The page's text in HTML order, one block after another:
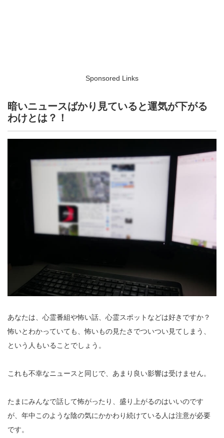
Sponsored Links
暗いニュースばかり見ていると運気が下がる
わけとは？！
あなたは、心霊番組や怖い話、心霊スポットなどは好きですか？
怖いとわかっていても、怖いもの見たさでついつい見てしまう、
という人もいることでしょう。
これも不幸なニュースと同じで、あまり良い影響は受けません。
たまにみんなで話して怖がったり、盛り上がるのはいいのです
が、年中このような陰の気にかかわり続けている人は注意が必要
です。